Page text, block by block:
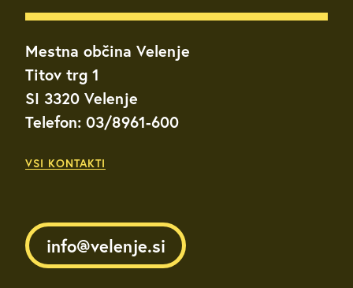
Mestna občina Velenje
Titov trg 1
SI 3320 Velenje
Telefon: 03/8961-600
VSI KONTAKTI
info@velenje.si